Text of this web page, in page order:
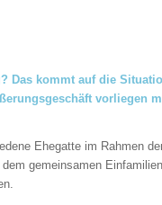
Das kommt auf die
vorliegen
Ehegatte im Rahmen
gemeinsamen